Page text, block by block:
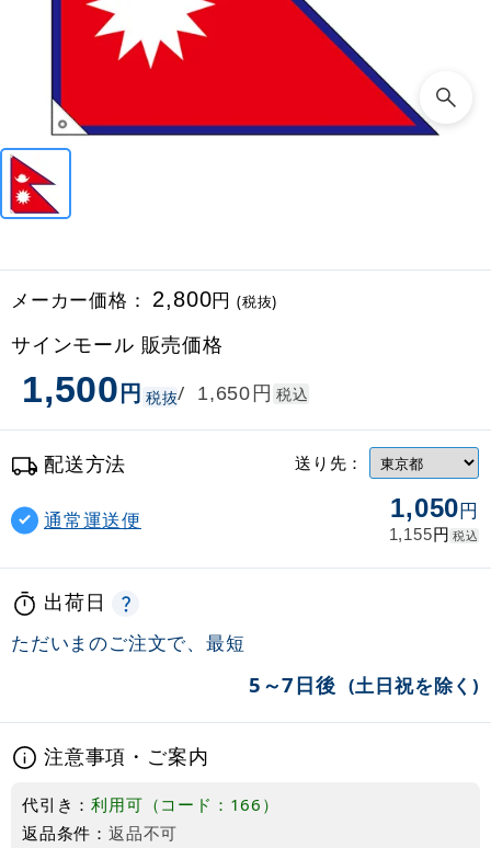
メーカー価格： 2,800円(税抜)
サインモール 販売価格
1,500円 税抜/ 1,650円 税込
配送方法 送り先：
通常運送便 1,050円
1,155円 税込
出荷日
ただいまのご注文で、最短
5～7日後 (土日祝を除く)
注意事項・ご案内
代引き：利用可（コード：166）
返品条件： 返品不可